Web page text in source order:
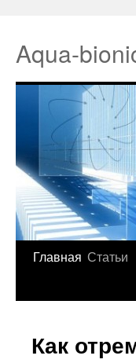
Aqua-
Главная Статьи
Как